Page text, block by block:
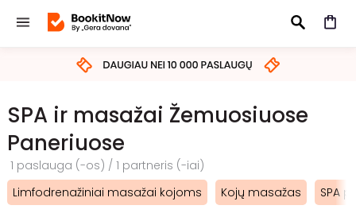
IEŠKOTI
SPA ir masažai Žemuosiuose
Paneriuose
1 paslauga (-os) / 1 partneris (-iai)
Limfodrenažiniai masažai kojoms
Kojų masažas SPA